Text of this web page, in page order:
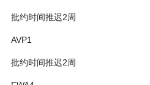
批约时间推迟2周
AVP1
批约时间推迟2周